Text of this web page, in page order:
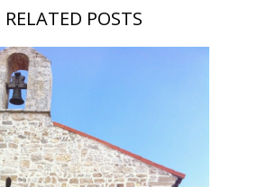
RELATED POSTS